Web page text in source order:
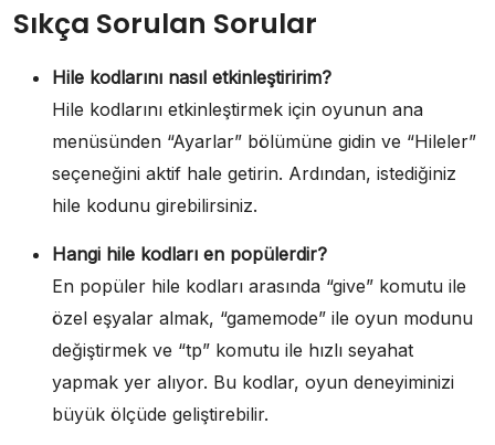
Sıkça Sorulan Sorular
Hile kodlarını nasıl etkinleştiririm?
Hile kodlarını etkinleştirmek için oyunun ana
menüsünden “Ayarlar” bölümüne gidin ve “Hileler”
seçeneğini aktif hale getirin. Ardından, istediğiniz
hile kodunu girebilirsiniz.
Hangi hile kodları en popülerdir?
En popüler hile kodları arasında “give” komutu ile
özel eşyalar almak, “gamemode” ile oyun modunu
değiştirmek ve “tp” komutu ile hızlı seyahat
yapmak yer alıyor. Bu kodlar, oyun deneyiminizi
büyük ölçüde geliştirebilir.